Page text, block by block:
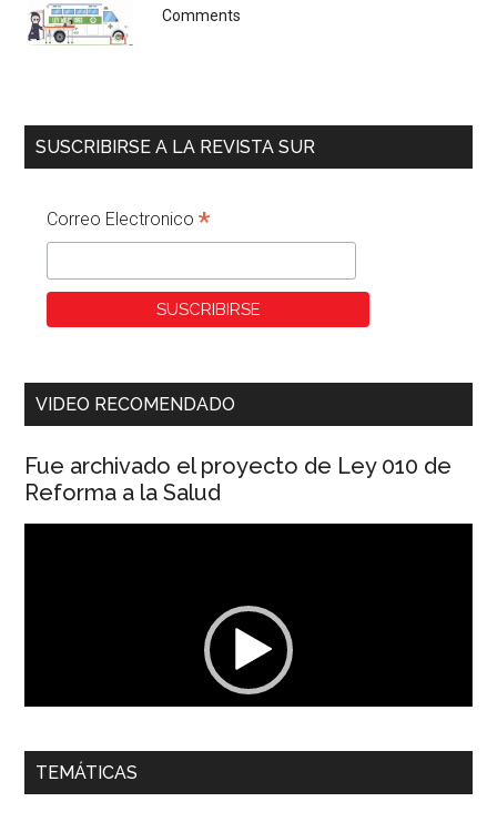
Comments
SUSCRIBIRSE A LA REVISTA SUR
Correo Electronico*
VIDEO RECOMENDADO
Fue archivado el proyecto de Ley 010 de
Reforma a la Salud
00:00 01:04
Dra. Carolina Corcho Mejía,Presidenta Corporación
TEMÁTICAS